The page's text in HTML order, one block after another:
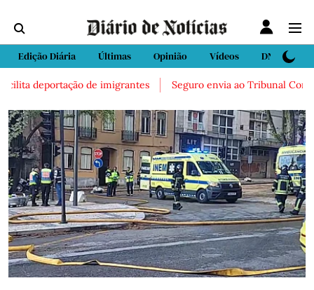
Edição Diária Últimas Opinião Vídeos DN Sport
deportação de imigrantes Seguro envia ao Tribunal